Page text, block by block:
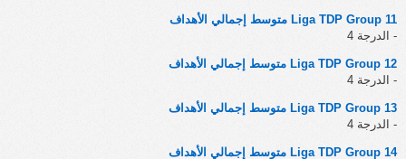
Liga TDP Group 11 متوسط إجمالي الأهداف
- الدرجة 4
Liga TDP Group 12 متوسط إجمالي الأهداف
- الدرجة 4
Liga TDP Group 13 متوسط إجمالي الأهداف
- الدرجة 4
Liga TDP Group 14 متوسط إجمالي الأهداف